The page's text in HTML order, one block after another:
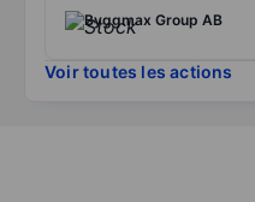
Byggmax Group AB
Voir toutes les actions